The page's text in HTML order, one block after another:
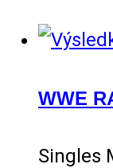
WWE
Singles